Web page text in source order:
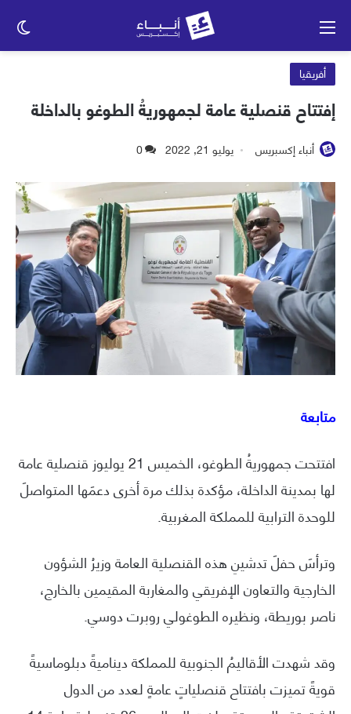
أفريقيا
إفتتاح قنصلية عامة لجمهوريةُ الطوغو بالداخلة
أنباء إكسبريس يوليو 21, 2022 0
متابعة
افتتحت جمهوريةُ الطوغو، الخميس 21 يوليوز قنصلية عامة
لها بمدينة الداخلة، مؤكدة بذلك مرة أخرى دعمَها المتواصلَ
للوحدة الترابية للمملكة المغربية.
وترأسَ حفلَ تدشينِ هذه القنصلية العامة وزيرُ الشؤون
الخارجية والتعاون الإفريقي والمغاربة المقيمين بالخارج،
ناصر بوريطة، ونظيره الطوغولي روبرت دوسي.
وقد شهدت الأقاليمُ الجنوبية للمملكة ديناميةً دبلوماسيةً
قويةً تميزت بافتتاح قنصلياتٍ عامةٍ لعدد من الدول